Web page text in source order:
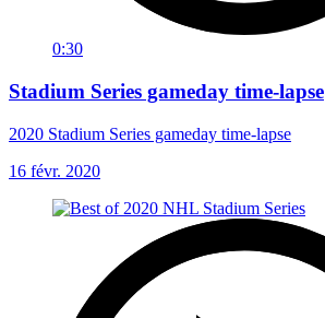
0:30
Stadium Series gameday time-lapse
2020 Stadium Series gameday time-lapse
16 févr. 2020